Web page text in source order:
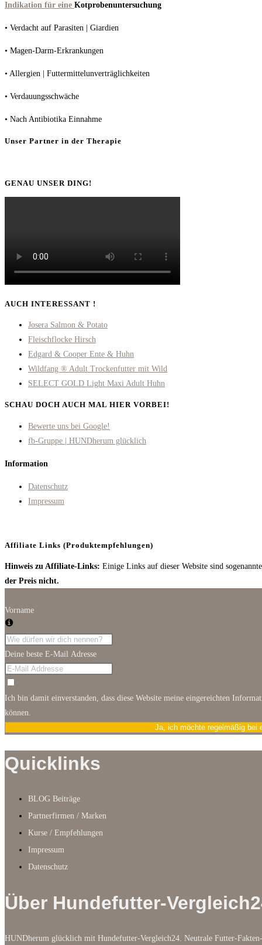
Indikation für eine Kotprobenuntersuchung
• Verdacht auf Parasiten | Giardien
• Magen-Darm-Erkrankungen
• Allergien | Futtermittelunverträglichkeiten
• Verdauungsschwäche
• Nach Antibiotika Einnahme
Unser Partner in der Therapie
GENAU UNSER DING!
AUCH INTERESSANT !
Josera Salmon & Potato
Fleischflocke Hirsch
Edgard & Cooper Ente & Huhn
Wildfang ® Adult Trockenfutter mit Wild
SELECT GOLD Light Maxi Adult Huhn
SCHAU DOCH AUCH MAL HIER VORBEI!
Bewerte uns bei Google!
in
fb-Gruppe | HUNDherum glücklich
Information
Datenschutz
Impressum
Affiliate Links (Produktempfehlungen)
Hinweis zu Affiliate-Links: Einige Links auf dieser Website sind
der Preis nicht.
Vorname
Deine beste E-Mail Adresse
Ich bin damit einverstanden, dass diese Website meine eingereichten
können.
Ja, ich möchte regelmäßig bei
Quicklinks
BLOG Beiträge
Partnerfirmen / Marken
Kurse / Empfehlungen
Impressum
Datenschutz
Über Hundefutter-
HUNDherum glücklich mit Hundefutter-Vergleich24. Neutrale Futter-